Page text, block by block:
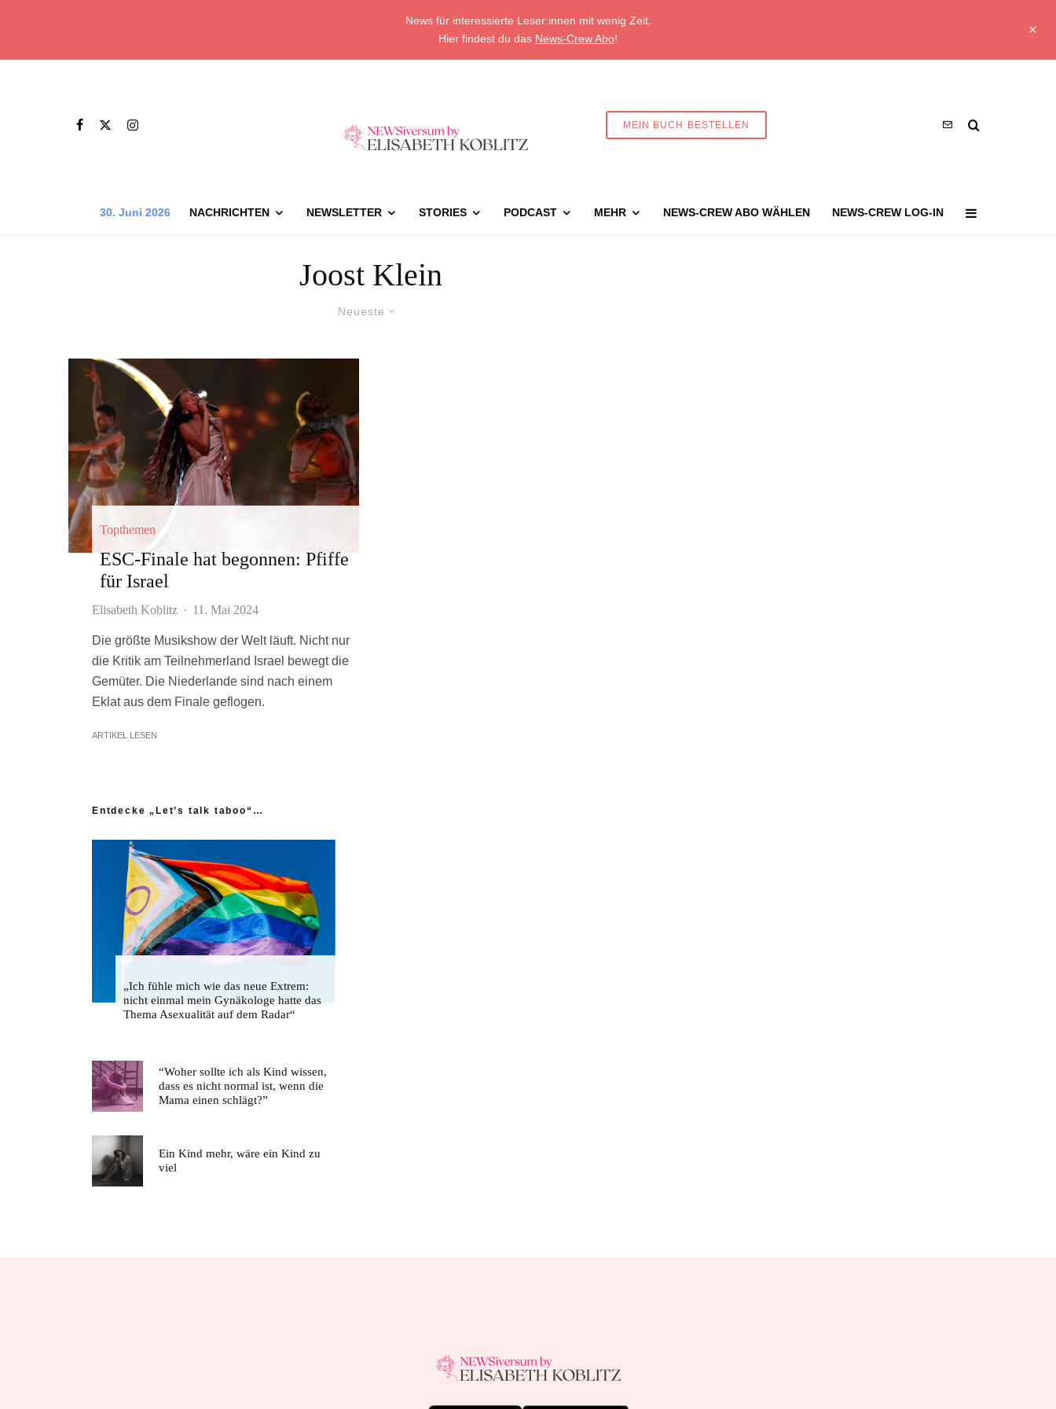
News für interessierte Leser:innen mit wenig Zeit.
Hier findest du das News-Crew Abo!
MEIN BUCH BESTELLEN
30. Juni 2026 NACHRICHTEN NEWSLETTER STORIES PODCAST MEHR NEWS-CREW ABO WÄHLEN NEWS-CREW LOG-IN
Joost Klein
Neueste
Topthemen
ESC-Finale hat begonnen: Pfiffe
für Israel
Elisabeth Koblitz · 11. Mai 2024
Die größte Musikshow der Welt läuft. Nicht nur
die Kritik am Teilnehmerland Israel bewegt die
Gemüter. Die Niederlande sind nach einem
Eklat aus dem Finale geflogen.
ARTIKEL LESEN
Entdecke „Let’s talk taboo“…
„Ich fühle mich wie das neue Extrem:
nicht einmal mein Gynäkologe hatte das
Thema Asexualität auf dem Radar“
“Woher sollte ich als Kind wissen,
dass es nicht normal ist, wenn die
Mama einen schlägt?”
Ein Kind mehr, wäre ein Kind zu
viel